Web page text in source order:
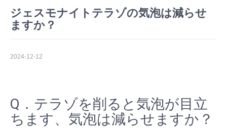
ジェスモナイトテラゾの気泡は減らせ
ますか？
2024-12-12
Q．テラゾを削ると気泡が目立
ちます、気泡は減らせますか？